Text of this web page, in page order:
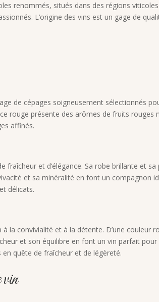
renommés, situés dans des régions
L’origine des vins est un gage de
de cépages soigneusement sélectionnés
rouge présente des arômes de fruits
affinés.
fraîcheur et d’élégance. Sa robe brillante et
et sa minéralité en font un compagnon
délicats.
la convivialité et à la détente. D’une couleur
et son équilibre en font un vin parfait
quête de fraîcheur et de légèreté.